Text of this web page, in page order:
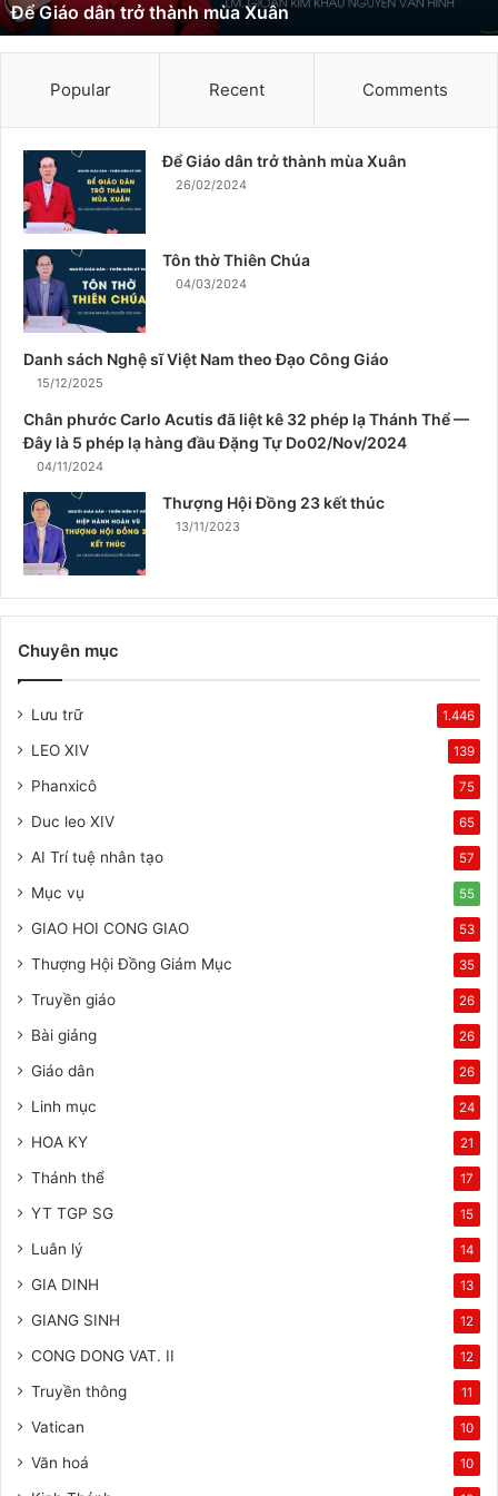
t
r
à
Để Giáo dân trở thành mùa Xuân
Popular Recent Comments
Để Giáo dân trở thành mùa Xuân
26/02/2024
Tôn thờ Thiên Chúa
04/03/2024
Danh sách Nghệ sĩ Việt Nam theo Đạo Công Giáo
15/12/2025
Chân phước Carlo Acutis đã liệt kê 32 phép lạ Thánh Thể —
Đây là 5 phép lạ hàng đầu Đặng Tự Do02/Nov/2024
04/11/2024
Thượng Hội Đồng 23 kết thúc
13/11/2023
Chuyên mục
Lưu trữ 1.446
LEO XIV 139
Phanxicô 75
Duc leo XIV 65
AI Trí tuệ nhân tạo 57
Mục vụ 55
GIAO HOI CONG GIAO 53
Thượng Hội Đồng Giám Mục 35
Truyền giáo 26
Bài giảng 26
Giáo dân 26
Linh mục 24
HOA KY 21
Thánh thể 17
YT TGP SG 15
Luân lý 14
GIA DINH 13
GIANG SINH 12
CONG DONG VAT. II 12
Truyền thông 11
Vatican 10
Văn hoá 10